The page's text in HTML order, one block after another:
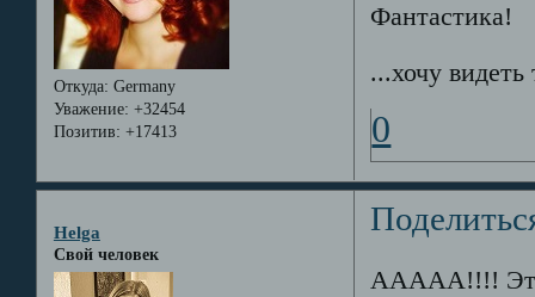
Откуда: Germany
Уважение: +32454
Позитив: +17413
Фантастика!
...хочу
0
Helga
Свой человек
ААААА!!!! Это